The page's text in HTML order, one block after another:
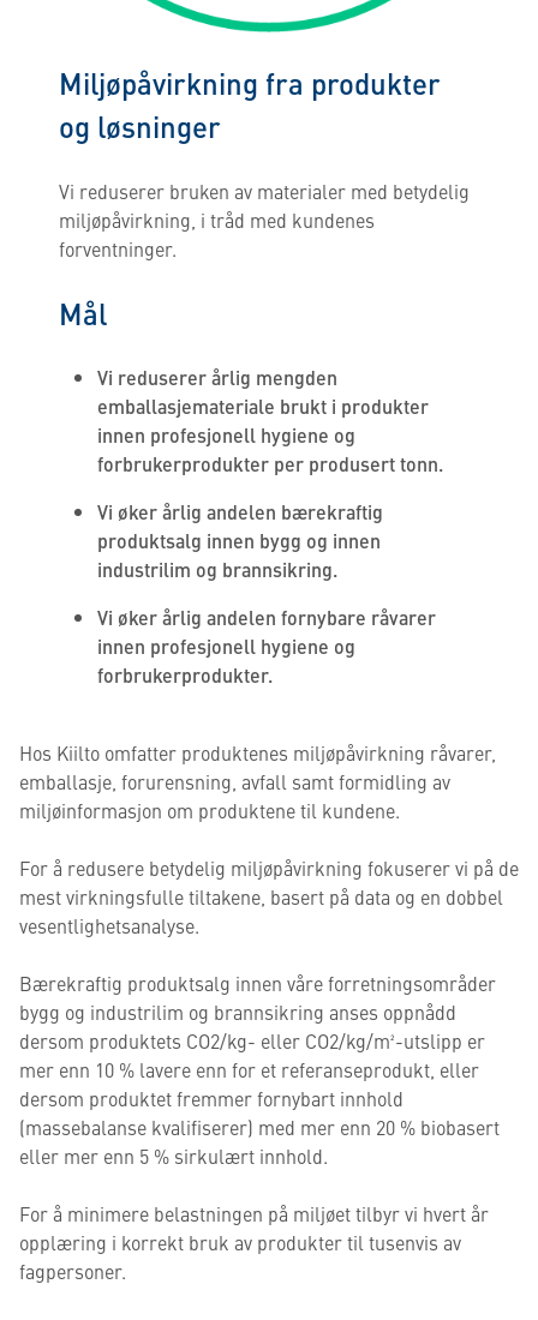
Miljøpåvirkning fra produkter
og løsninger
Vi reduserer bruken av materialer med betydelig
miljøpåvirkning, i tråd med kundenes
forventninger.
Mål
Vi reduserer årlig mengden
emballasjemateriale brukt i produkter
innen profesjonell hygiene og
forbrukerprodukter per produsert tonn.
Vi øker årlig andelen bærekraftig
produktsalg innen bygg og innen
industrilim og brannsikring.
Vi øker årlig andelen fornybare råvarer
innen profesjonell hygiene og
forbrukerprodukter.
Hos Kiilto omfatter produktenes miljøpåvirkning råvarer,
emballasje, forurensning, avfall samt formidling av
miljøinformasjon om produktene til kundene.
For å redusere betydelig miljøpåvirkning fokuserer vi på de
mest virkningsfulle tiltakene, basert på data og en dobbel
vesentlighetsanalyse.
Bærekraftig produktsalg innen våre forretningsområder
bygg og industrilim og brannsikring anses oppnådd
dersom produktets CO2/kg- eller CO2/kg/m²-utslipp er
mer enn 10 % lavere enn for et referanseprodukt, eller
dersom produktet fremmer fornybart innhold
(massebalanse kvalifiserer) med mer enn 20 % biobasert
eller mer enn 5 % sirkulært innhold.
For å minimere belastningen på miljøet tilbyr vi hvert år
opplæring i korrekt bruk av produkter til tusenvis av
fagpersoner.